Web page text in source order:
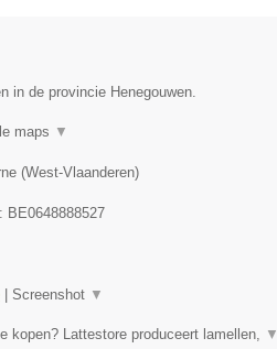
in de provincie Henegouwen.
maps ▼
(West-Vlaanderen)
BE0648888527
| Screenshot ▼
kopen? Lattestore produceert lamellen, ▼